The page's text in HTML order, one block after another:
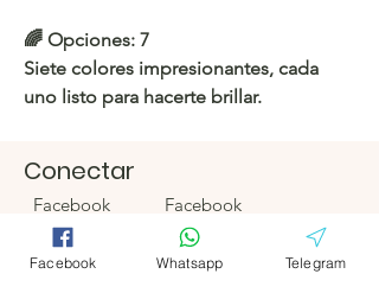
🌈 Opciones: 7
Siete colores impresionantes, cada
uno listo para hacerte brillar.
Tienda Hacoo
https://c.hacoo.pl/2eg7RJ
Conectar
Facebook
Telegrama
Hacoo Store
Hojas de
Facebook
Telegrama
Facebook Whatsapp Telegram